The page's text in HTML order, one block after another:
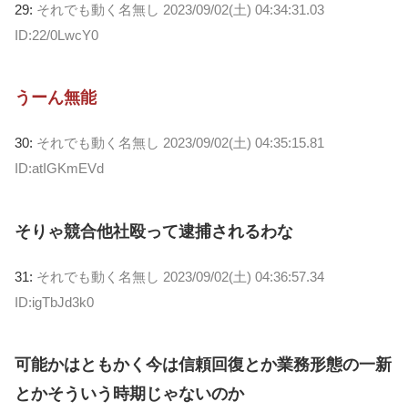
29: それでも動く名無し 2023/09/02(土) 04:34:31.03
ID:22/0LwcY0
うーん無能
30: それでも動く名無し 2023/09/02(土) 04:35:15.81
ID:atIGKmEVd
そりゃ競合他社殴って逮捕されるわな
31: それでも動く名無し 2023/09/02(土) 04:36:57.34
ID:igTbJd3k0
可能かはともかく今は信頼回復とか業務形態の一新
とかそういう時期じゃないのか